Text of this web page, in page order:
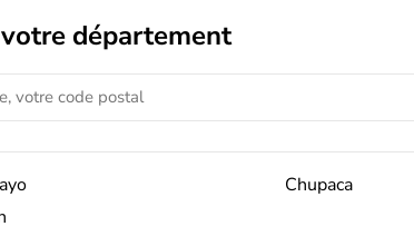
votre département
Chupaca